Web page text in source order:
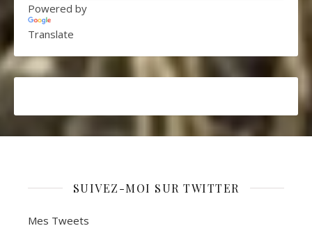
Powered by
Translate
SUIVEZ-MOI SUR TWITTER
Mes Tweets